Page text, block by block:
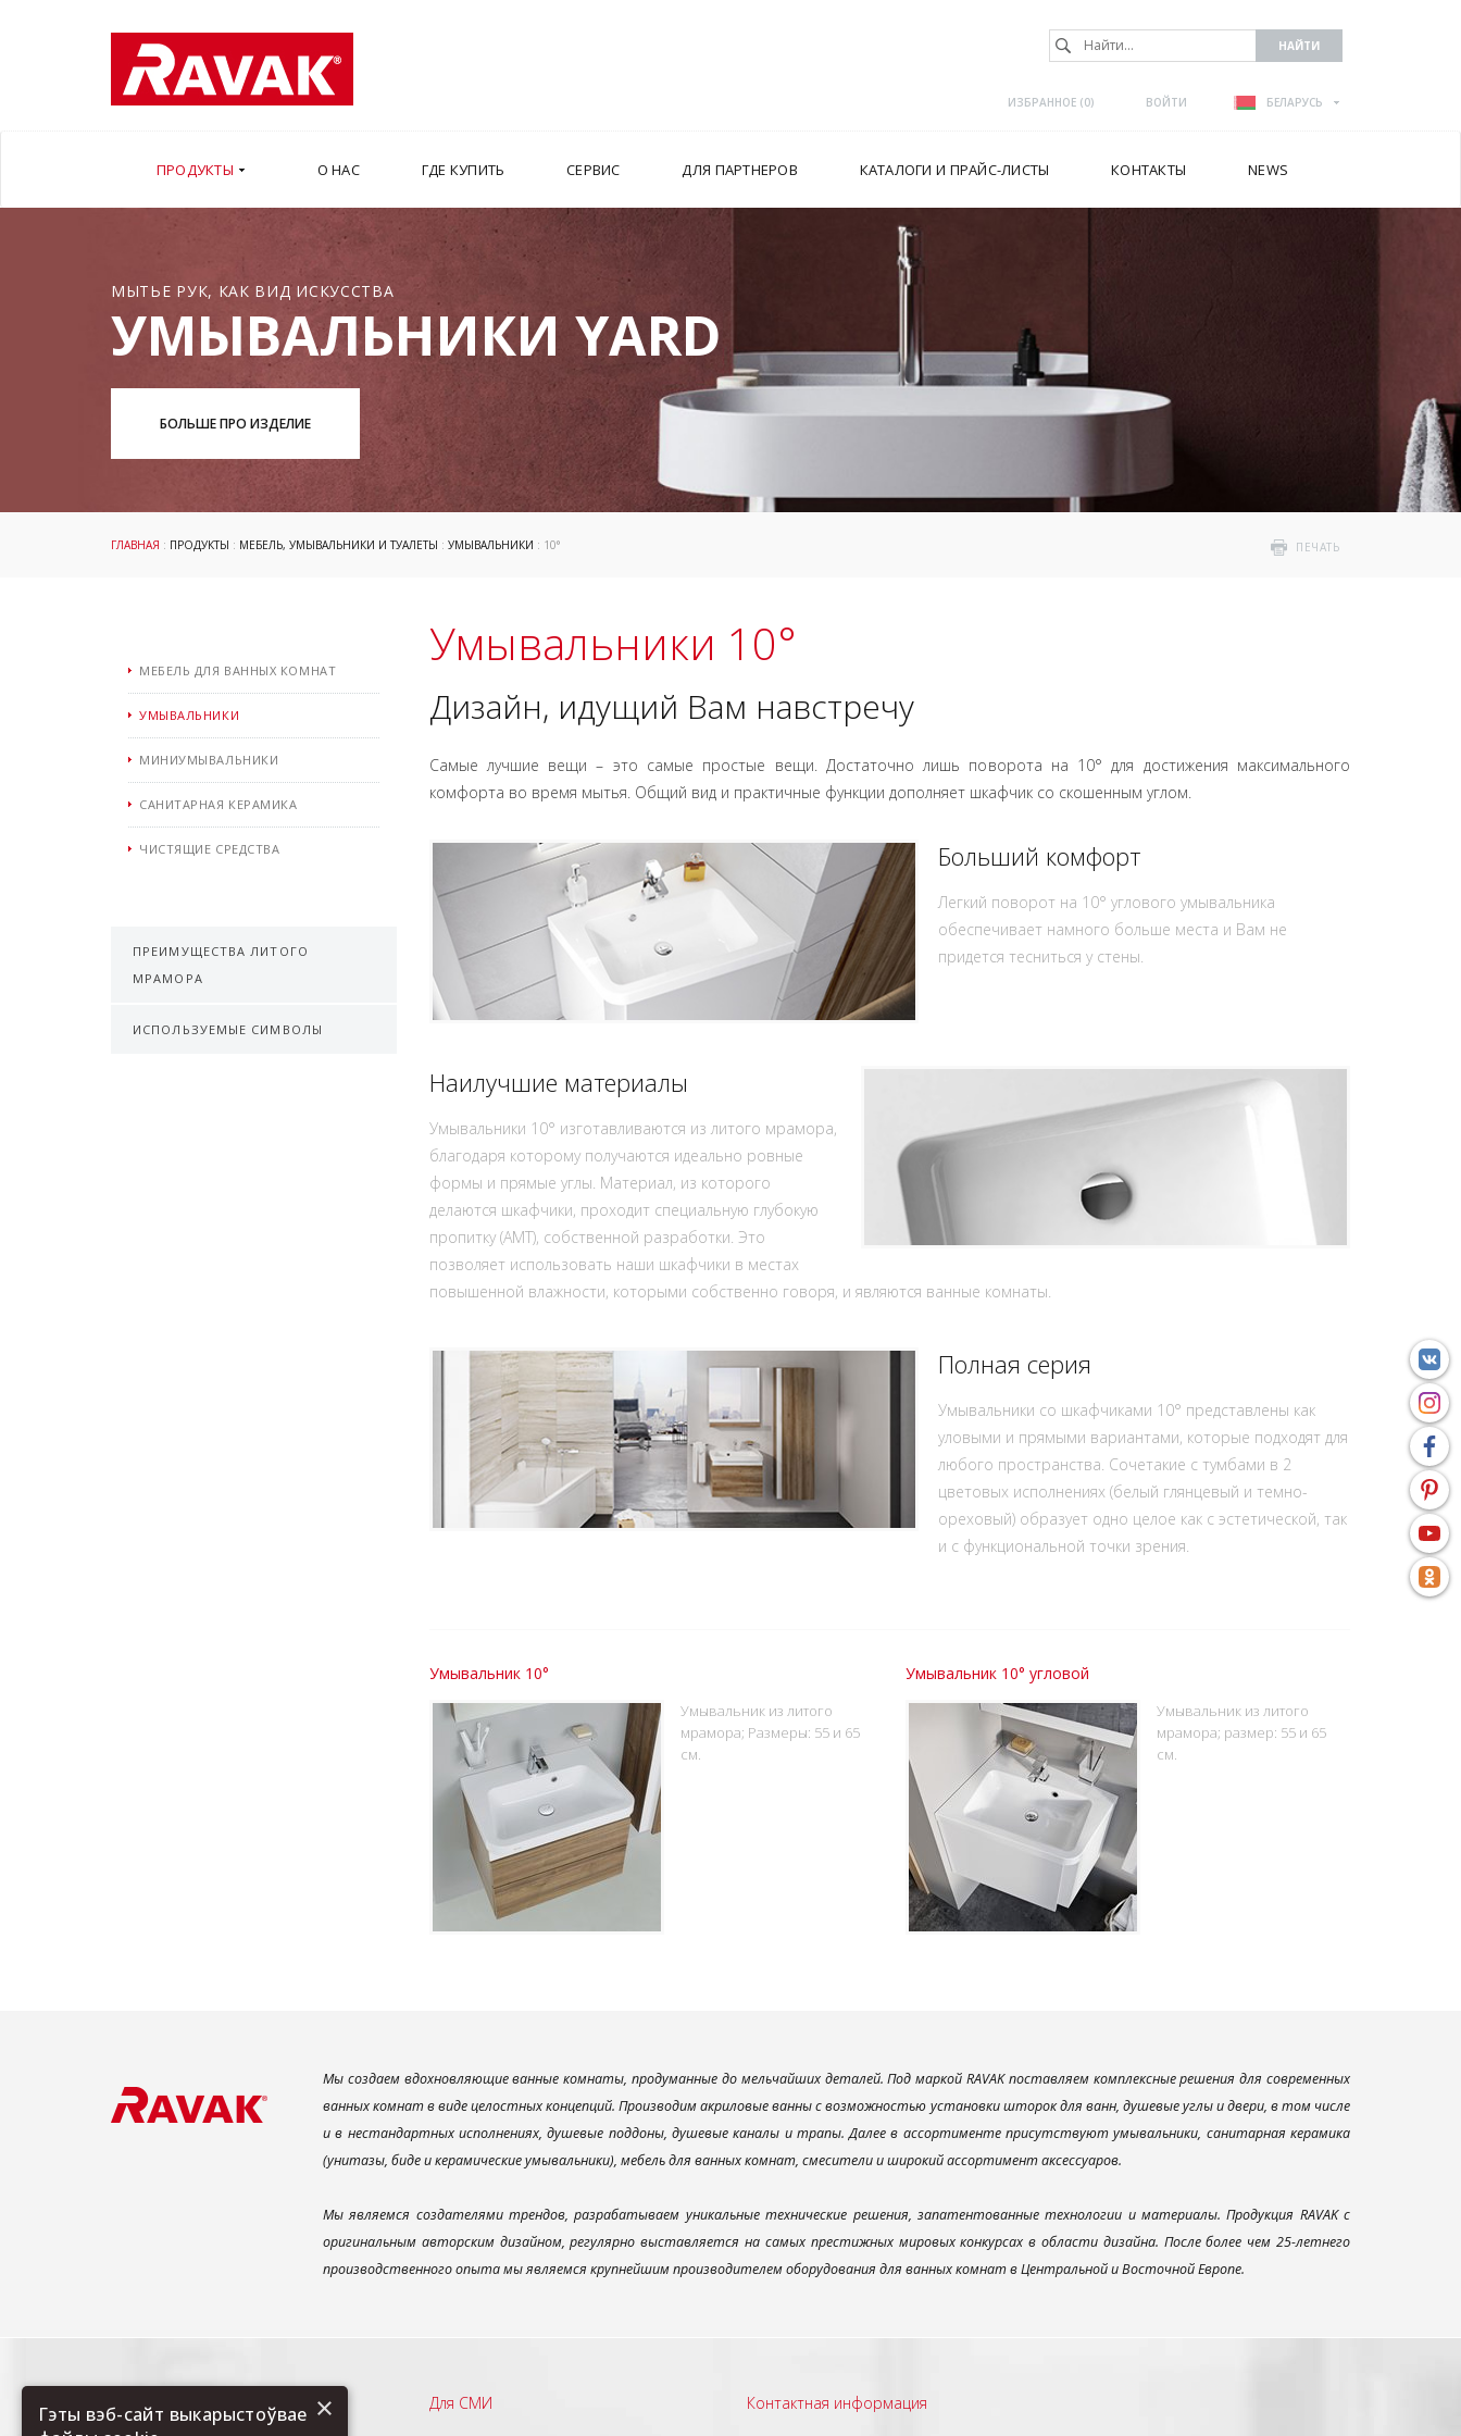
ИЗБРАННОЕ (0) ВОЙТИ БЕЛАРУСЬ
ПРОДУКТЫ О НАС ГДЕ КУПИТЬ СЕРВИС ДЛЯ ПАРТНЕРОВ КАТАЛОГИ И ПРАЙС-ЛИСТЫ КОНТАКТЫ NEWS
МЫТЬЕ РУК, КАК ВИД ИСКУССТВА
УМЫВАЛЬНИКИ YARD
БОЛЬШЕ ПРО ИЗДЕЛИЕ
ПЕЧАТЬ
ГЛАВНАЯ : ПРОДУКТЫ : МЕБЕЛЬ, УМЫВАЛЬНИКИ И ТУАЛЕТЫ : УМЫВАЛЬНИКИ : 10°
МЕБЕЛЬ ДЛЯ ВАННЫХ КОМНАТ
УМЫВАЛЬНИКИ
МИНИУМЫВАЛЬНИКИ
САНИТАРНАЯ КЕРАМИКА
ЧИСТЯЩИЕ СРЕДСТВА
ПРЕИМУЩЕСТВА ЛИТОГО
МРАМОРА
ИСПОЛЬЗУЕМЫЕ СИМВОЛЫ
Умывальники 10°
Дизайн, идущий Вам навстречу
Самые лучшие вещи – это самые простые вещи. Достаточно лишь поворота на 10° для достижения максимального
комфорта во время мытья. Общий вид и практичные функции дополняет шкафчик со скошенным углом.
Больший комфорт
Легкий поворот на 10° углового умывальника
обеспечивает намного больше места и Вам не
придется тесниться у стены.
Наилучшие материалы
Умывальники 10° изготавливаются из литого мрамора,
благодаря которому получаются идеально ровные
формы и прямые углы. Материал, из которого
делаются шкафчики, проходит специальную глубокую
пропитку (AMT), собственной разработки. Это
позволяет использовать наши шкафчики в местах
повышенной влажности, которыми собственно говоря, и являются ванные комнаты.
Полная серия
Умывальники со шкафчиками 10° представлены как
уловыми и прямыми вариантами, которые подходят для
любого пространства. Сочетакие с тумбами в 2
цветовых исполнениях (белый глянцевый и темно-
ореховый) образует одно целое как с эстетической, так
и с функциональной точки зрения.
Умывальник 10°
Умывальник из литого
мрамора; Размеры: 55 и 65
см.
Умывальник 10° угловой
Умывальник из литого
мрамора; размер: 55 и 65
см.
Мы создаем вдохновляющие ванные комнаты, продуманные до мельчайших деталей. Под маркой RAVAK поставляем комплексные решения для современных
ванных комнат в виде целостных концепций. Производим акриловые ванны с возможностью установки шторок для ванн, душевые углы и двери, в том числе
и в нестандартных исполнениях, душевые поддоны, душевые каналы и трапы. Далее в ассортименте присутствуют умывальники, санитарная керамика
(унитазы, биде и керамические умывальники), мебель для ванных комнат, смесители и широкий ассортимент аксессуаров.
Мы являемся создателями трендов, разрабатываем уникальные технические решения, запатентованные технологии и материалы. Продукция RAVAK с
оригинальным авторским дизайном, регулярно выставляется на самых престижных мировых конкурсах в области дизайна. После более чем 25-летнего
производственного опыта мы являемся крупнейшим производителем оборудования для ванных комнат в Центральной и Восточной Европе.
Рекомендуем Для СМИ Контактная информация
×
Гэты вэб-сайт выкарыстоўвае